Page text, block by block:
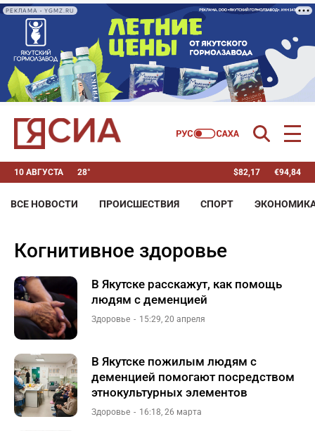
РЕКЛАМА • YGMZ.RU
10 АВГУСТА 28° $82,17 €94,84
ВСЕ НОВОСТИ ПРОИСШЕСТВИЯ СПОРТ
когнитивное здоровье
В Якутске расскажут, как помощь
людям с деменцией
Здоровье 15:29, 20 апреля
В Якутске пожилым людям с
деменцией помогают посредством
этнокультурных элементов
Здоровье 16:18, 26 марта